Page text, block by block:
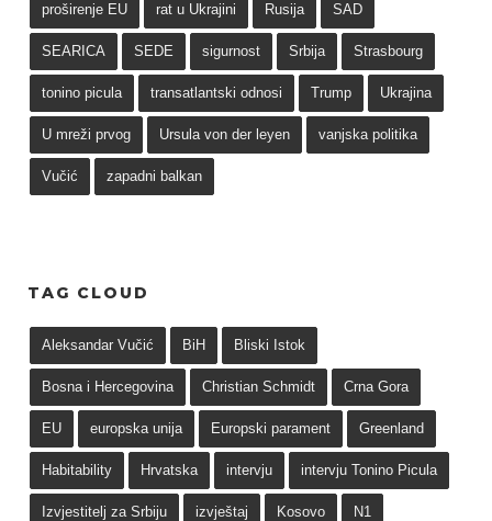
proširenje EU rat u Ukrajini Rusija SAD
SEARICA SEDE sigurnost Srbija Strasbourg
tonino picula transatlantski odnosi Trump Ukrajina
U mreži prvog Ursula von der leyen vanjska politika
Vučić zapadni balkan
TAG CLOUD
Aleksandar Vučić BiH Bliski Istok
Bosna i Hercegovina Christian Schmidt Crna Gora
EU europska unija Europski parament Greenland
Habitability Hrvatska intervju intervju Tonino Picula
Izvjestitelj za Srbiju izvještaj Kosovo N1